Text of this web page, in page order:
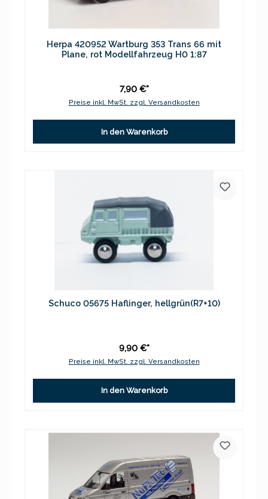
Herpa 420952 Wartburg 353 Trans 66 mit
Plane, rot Modellfahrzeug H0 1:87
7,90 €*
Preise inkl. MwSt. zzgl. Versandkosten
In den Warenkorb
Schuco 05675 Haflinger, hellgrün(R7+10)
9,90 €*
Preise inkl. MwSt. zzgl. Versandkosten
In den Warenkorb